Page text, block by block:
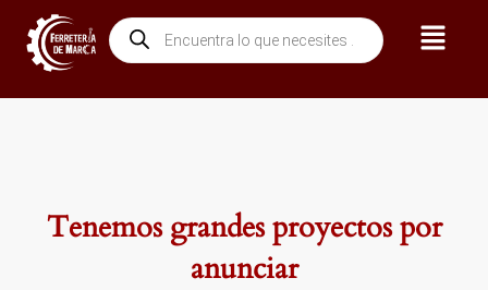
contenido
Búsqueda
de
productos
Menú
Tenemos grandes proyectos por
anunciar